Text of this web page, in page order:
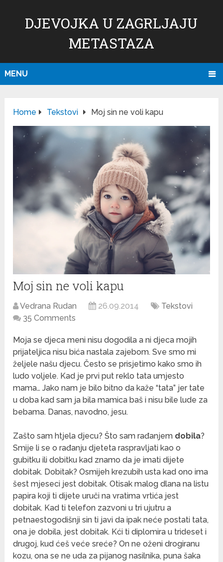
DJEVOJKA U ZAGRLJAJU
METASTAZA
MENU
Home Tekstovi Moj sin ne voli kapu
Moj sin ne voli kapu
Vedrana Rudan 26.09.2014
Tekstovi
35 Comments
Moja se djeca meni nisu dogodila a ni djeca mojih
prijateljica nisu bića nastala zajebom. Sve smo mi
željele našu djecu. Često se prisjetimo kako smo ih
ludo voljele. Kad je prvi put reklo tata umjesto
mama… Jako nam je bilo bitno da kaže “tata” jer tate
u doba kad sam ja bila mamica baš i nisu bile lude za
bebama. Danas, navodno, jesu.
Zašto sam htjela djecu? Što sam rađanjem dobila?
Smije li se o rađanju djeteta raspravljati kao o
gubitku ili dobitku kad znamo da je imati dijete
dobitak. Dobitak? Osmijeh krezubih usta kad ono ima
šest mjeseci jest dobitak. Otisak malog dlana na listu
papira koji ti dijete uruči na vratima vrtića jest
dobitak. Kad ti telefon zazvoni u tri ujutru a
petnaestogodišnji sin ti javi da ipak neće postati tata,
ona je dobila, jest dobitak. Kći ti diplomira u trideset i
drugoj, kud ćeš veće sreće? On ne oženi drogiranu
kozu, ona se ne uda za pijanog nasilnika, puna šaka